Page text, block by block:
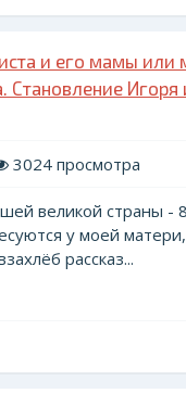
и его мамы или
Становление
3024 просмотра
великой страны - 8
у моей
рассказ...